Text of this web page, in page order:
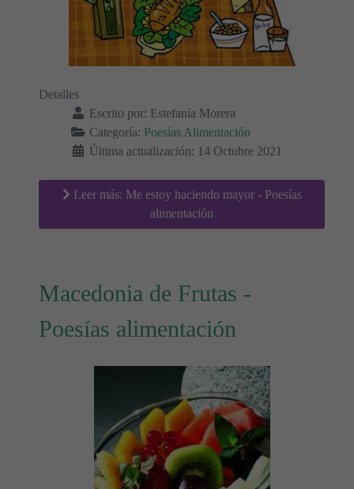
Detalles
Escrito por: Estefanía Morera
Categoría: Poesías Alimentación
Última actualización: 14 Octubre 2021
Leer más: Me estoy haciendo mayor - Poesías
alimentación
Macedonia de Frutas -
Poesías alimentación